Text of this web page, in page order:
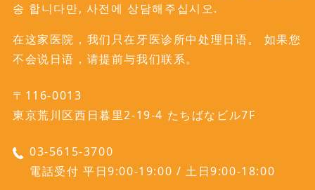
송 합니다만, 사전에 상담해주십시오.
在这家医院，我们只在牙医诊所中处理日语。 如果您
不会说日语，请提前与我们联系。
〒116-0013
東京荒川区西日暮里2-19-4 たちばなビル7F
03-5615-3700
電話受付 平日9:00-19:00 / 土日9:00-18:00